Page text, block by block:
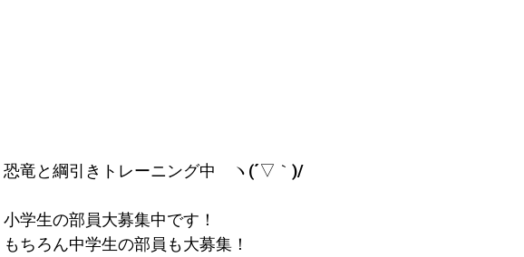
恐竜と綱引きトレーニング中　ヽ(´▽｀)/
小学生の部員大募集中です！
もちろん中学生の部員も大募集！